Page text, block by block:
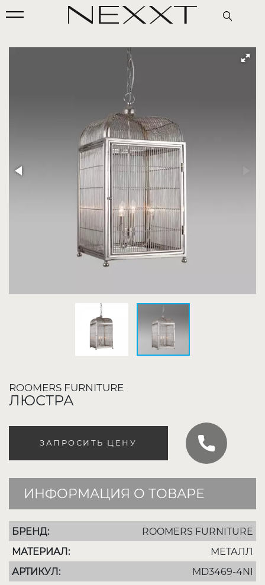
ROOMERS FURNITURE
ЛЮСТРА
ЗАПРОСИТЬ ЦЕНУ
ИНФОРМАЦИЯ О ТОВАРЕ
БРЕНД:
ROOMERS FURNITURE
МАТЕРИАЛ:
МЕТАЛЛ
АРТИКУЛ:
MD3469-4NI